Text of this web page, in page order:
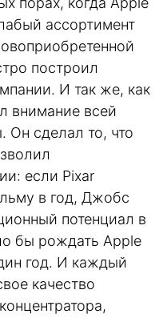
ассортимент
построил
И так же, как
внимание всей
Он сделал то, что
если Pixar
в год, Джобс
потенциал в
бы рождать Apple
год. И каждый
качество